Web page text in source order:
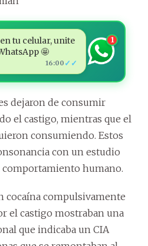
tu celular, unite
🤩
16:00 ✓✓
1
dejaron de consumir
el castigo, mientras que el
consumiendo. Estos
con un estudio
humano.
cocaína compulsivamente
el castigo mostraban una
que indicaba un CIA